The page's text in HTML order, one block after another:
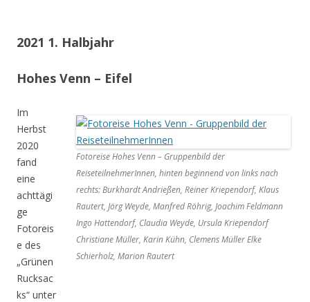
2021 1. Halbjahr
Hohes Venn – Eifel
Fotoreise Hohes Venn – Gruppenbild der
ReiseteilnehmerInnen, hinten beginnend von links nach
rechts: Burkhardt Andrießen, Reiner Kriependorf, Klaus
Rautert, Jörg Weyde, Manfred Röhrig, Joachim Feldmann
Ingo Hattendorf, Claudia Weyde, Ursula Kriependorf
Christiane Müller, Karin Kühn, Clemens Müller Elke
Schierholz, Marion Rautert
Im
Herbst
2020
fand
eine
achttägi
ge
Fotoreis
e des
„Grünen
Rucksac
ks“ unter